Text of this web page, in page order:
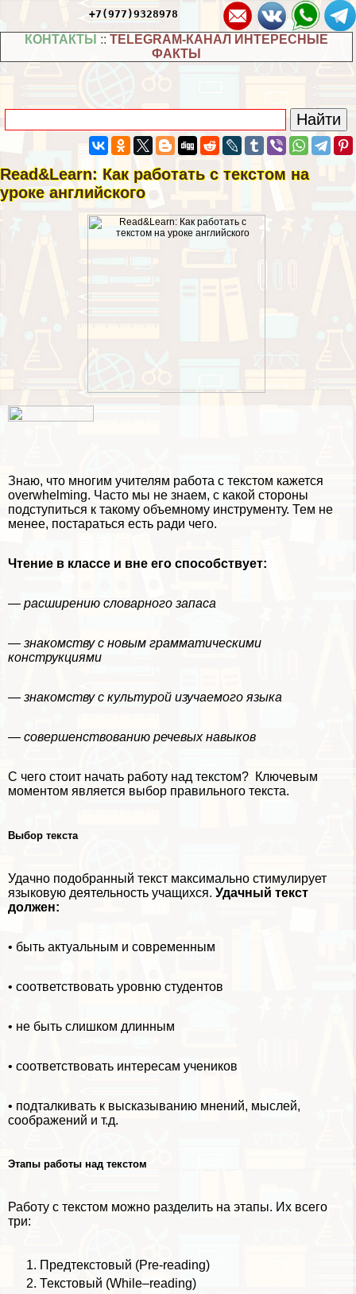
+7(977)9328978
КОНТАКТЫ :: TELEGRAM-КАНАЛ ИНТЕРЕСНЫЕ
ФАКТЫ
Read&Learn: Как работать с текстом на
уроке английского
Знаю, что многим учителям работа с текстом кажется
overwhelming. Часто мы не знаем, с какой стороны
подступиться к такому объемному инструменту. Тем не
менее, постараться есть ради чего.
Чтение в классе и вне его способствует:
— расширению словарного запаса
— знакомству с новым грамматическими
конструкциями
— знакомству с культурой изучаемого языка
— совершенствованию речевых навыков
С чего стоит начать работу над текстом? Ключевым
моментом является выбор правильного текста.
Выбор текста
Удачно подобранный текст максимально стимулирует
языковую деятельность учащихся. Удачный текст
должен:
• быть актуальным и современным
• соответствовать уровню студентов
• не быть слишком длинным
• соответствовать интересам учеников
• подталкивать к высказыванию мнений, мыслей,
соображений и т.д.
Этапы работы над текстом
Работу с текстом можно разделить на этапы. Их всего
три:
Предтекстовый (Pre-reading)
Текстовый (While–reading)